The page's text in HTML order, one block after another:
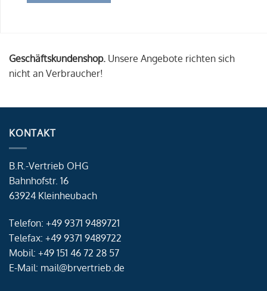
Geschäftskundenshop. Unsere Angebote richten sich
nicht an Verbraucher!
KONTAKT
B.R.-Vertrieb OHG
Bahnhofstr. 16
63924 Kleinheubach
Telefon: +49 9371 9489721
Telefax: +49 9371 9489722
Mobil: +49 151 46 72 28 57
E-Mail: mail@brvertrieb.de